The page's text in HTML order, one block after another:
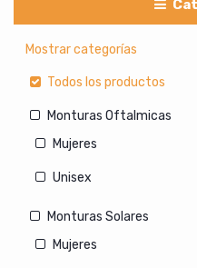
Mostrar categorías
Todos los productos
Monturas Oftalmicas
Mujeres
Unisex
Monturas Solares
Mujeres